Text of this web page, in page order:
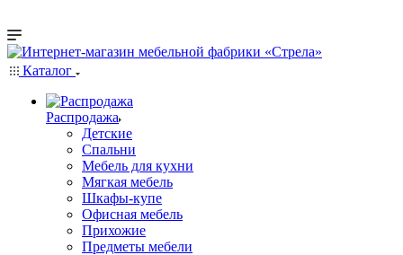
Каталог
Распродажа
Детские
Спальни
Мебель для кухни
Мягкая мебель
Шкафы-купе
Офисная мебель
Прихожие
Предметы мебели